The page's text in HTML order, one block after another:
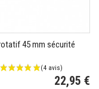
45 mm sécurité
22,95 €